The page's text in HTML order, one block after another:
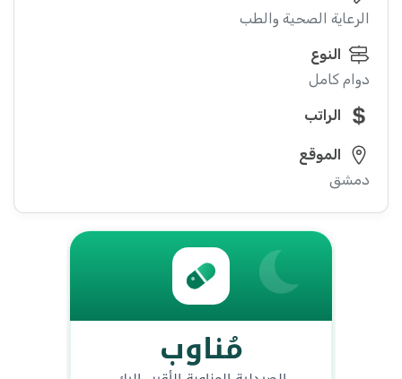
الرعاية الصحية والطب
النوع
دوام كامل
الراتب
الموقع
دمشق